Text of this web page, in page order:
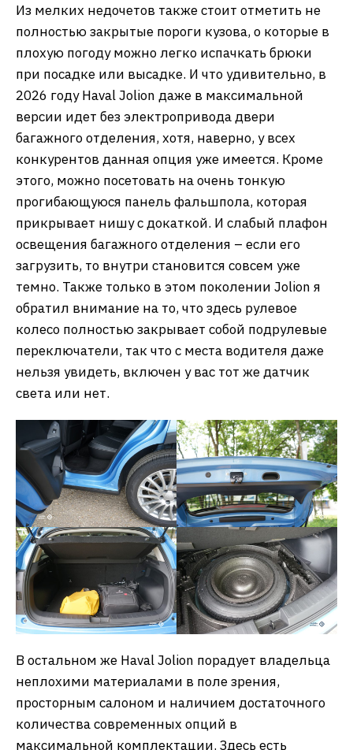
Из мелких недочетов также стоит отметить не
полностью закрытые пороги кузова, о которые в
плохую погоду можно легко испачкать брюки
при посадке или высадке. И что удивительно, в
2026 году Haval Jolion даже в максимальной
версии идет без электропривода двери
багажного отделения, хотя, наверно, у всех
конкурентов данная опция уже имеется. Кроме
этого, можно посетовать на очень тонкую
прогибающуюся панель фальшпола, которая
прикрывает нишу с докаткой. И слабый плафон
освещения багажного отделения – если его
загрузить, то внутри становится совсем уже
темно. Также только в этом поколении Jolion я
обратил внимание на то, что здесь рулевое
колесо полностью закрывает собой подрулевые
переключатели, так что с места водителя даже
нельзя увидеть, включен у вас тот же датчик
света или нет.
В остальном же Haval Jolion порадует владельца
неплохими материалами в поле зрения,
просторным салоном и наличием достаточного
количества современных опций в
максимальной комплектации. Здесь есть